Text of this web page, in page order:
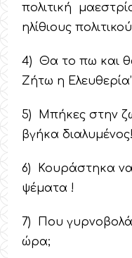
πολιτική
ηλίθιους
4) Θα το πω και
Ζήτω η
5) Μπήκες στην
βγήκα διαλυμένος!
6) Κουράστηκα να
ψέματα !
7) Που
ώρα;